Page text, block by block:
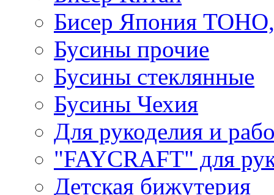
Бисер Япония
Бусины прочие
Бусины стеклянные
Бусины Чехия
Для рукоделия и
"FAYCRAFT" для
Детская бижутерия